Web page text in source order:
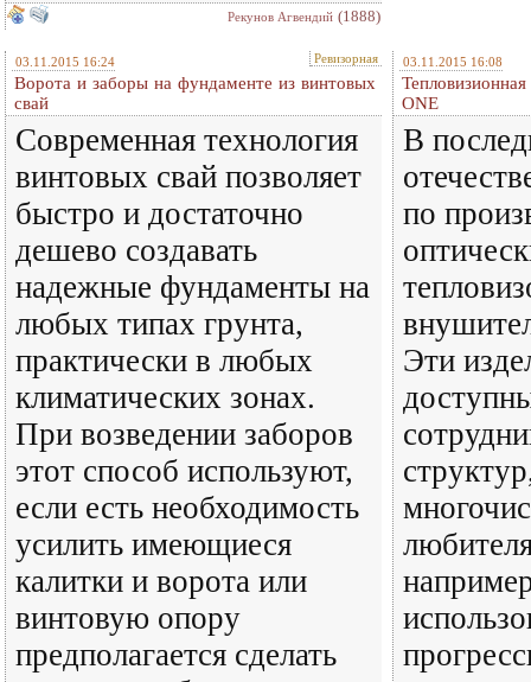
Рекунов Агвендий (1888)
03.11.2015 16:24 Ревизорная
Ворота и заборы на фундаменте из винтовых
свай
Современная технология
винтовых свай позволяет
быстро и достаточно
дешево создавать
надежные фундаменты на
любых типах грунта,
практически в любых
климатических зонах.
При возведении заборов
этот способ используют,
если есть необходимость
усилить имеющиеся
калитки и ворота или
винтовую опору
предполагается сделать
03.11.2015 16:08
ONE
В
по
Эти